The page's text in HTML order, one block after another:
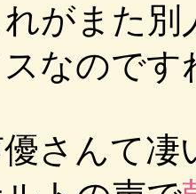
れがまた別
なのです
さんて凄